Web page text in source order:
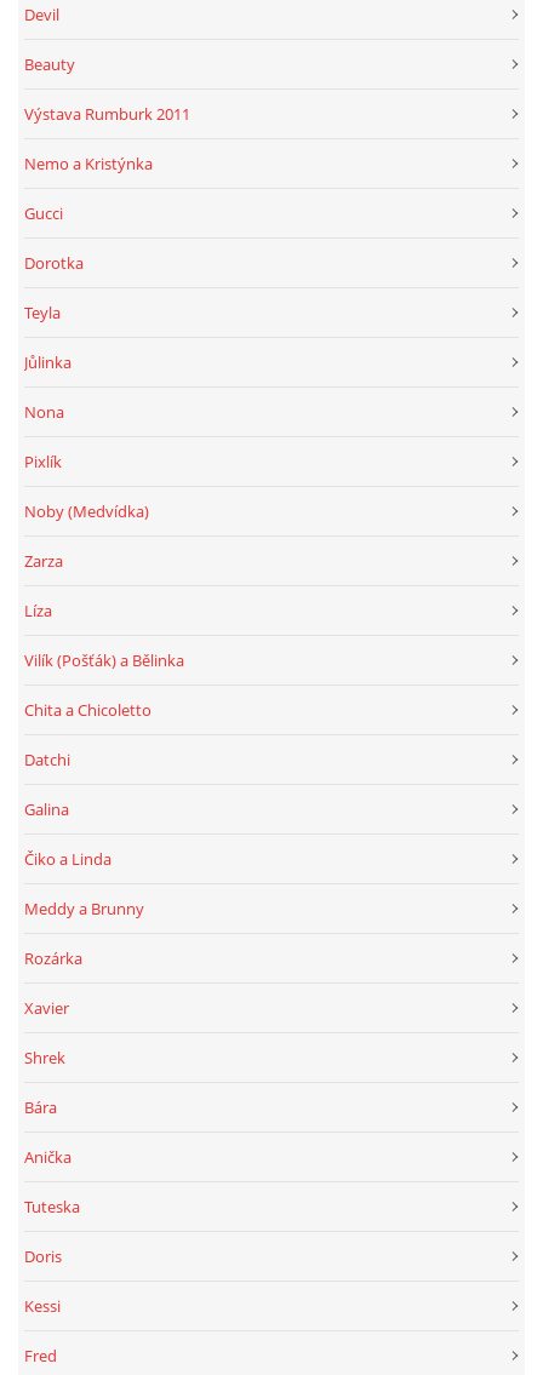
Devil
Beauty
Výstava Rumburk 2011
Nemo a Kristýnka
Gucci
Dorotka
Teyla
Jůlinka
Nona
Pixlík
Noby (Medvídka)
Zarza
Líza
Vilík (Pošťák) a Bělinka
Chita a Chicoletto
Datchi
Galina
Čiko a Linda
Meddy a Brunny
Rozárka
Xavier
Shrek
Bára
Anička
Tuteska
Doris
Kessi
Fred